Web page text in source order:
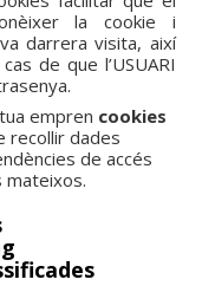
la cookie i
darrera visita, així
de que l’USUARI
empren cookies
recollir dades
de accés
mateixos.